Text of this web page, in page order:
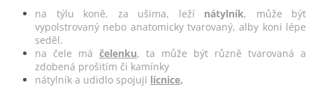
í
p
r
k
y
na týlu koně, za ušima, leží nátylník, může být
vypolstrovaný nebo anatomicky tvarovaný, alby koni lépe
seděl.
na čele má čelenku, ta může být různě tvarovaná a
zdobená prošitím či kamínky
nátylník a udidlo spojují lícnice,